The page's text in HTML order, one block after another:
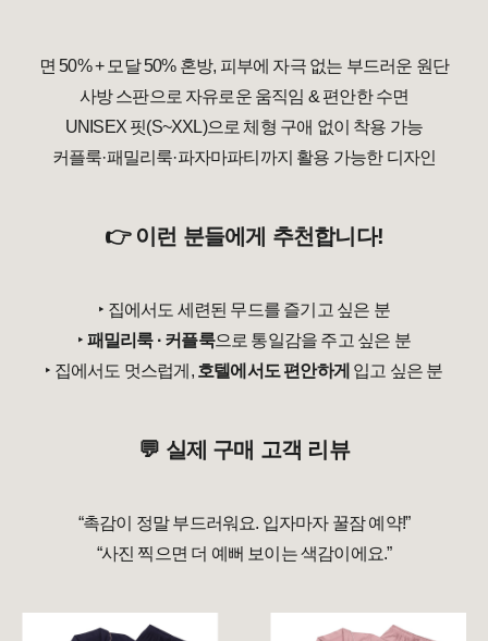
면 50% + 모달 50% 혼방, 피부에 자극 없는 부드러운 원단
사방 스판으로 자유로운 움직임 & 편안한 수면
UNISEX 핏(S~XXL)으로 체형 구애 없이 착용 가능
커플룩·패밀리룩·파자마파티까지 활용 가능한 디자인
👉 이런 분들에게 추천합니다!
‣ 집에서도 세련된 무드를 즐기고 싶은 분
‣ 패밀리룩 · 커플룩으로 통일감을 주고 싶은 분
‣ 집에서도 멋스럽게, 호텔에서도 편안하게 입고 싶은 분
💬 실제 구매 고객 리뷰
“촉감이 정말 부드러워요. 입자마자 꿀잠 예약!”
“사진 찍으면 더 예뻐 보이는 색감이에요.”